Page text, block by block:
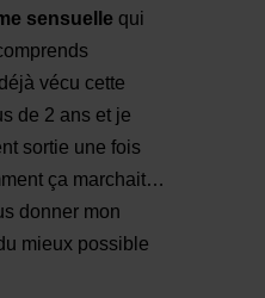
sensuelle qui
vécu cette
de 2 ans et je
sortie une fois
ça marchait…
donner mon
mieux possible